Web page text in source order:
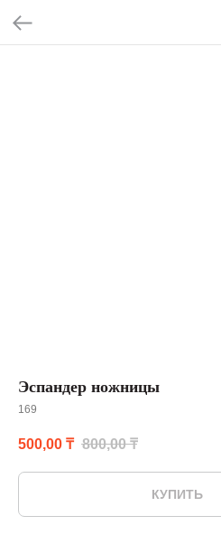
Эспандер ножницы
169
500,00 ₸ 800,00 ₸
КУПИТЬ